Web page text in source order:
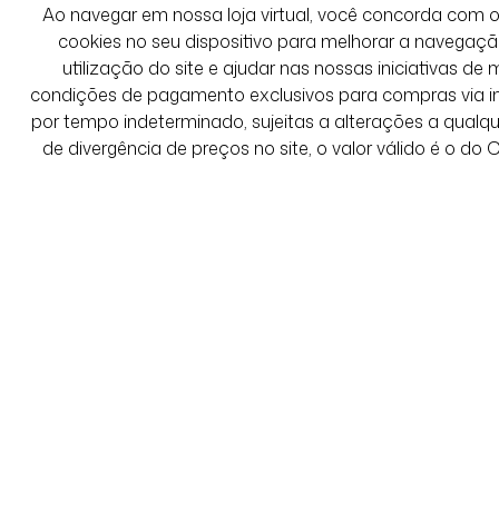
Ao navegar em nossa loja virtual, você concorda com
cookies no seu dispositivo para melhorar a
utilização do site e ajudar nas nossas iniciativas de
condições de pagamento exclusivos para compras via
por tempo indeterminado, sujeitas a alterações a
de divergência de preços no site, o valor válido é o do